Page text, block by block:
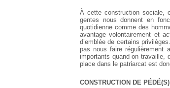
À cette construction sociale,
gentes nous donnent en
quotidienne comme des
avantage volontairement et
d’emblée de certains
pas nous faire régulièrement
importants quand on travaille,
place dans le patriarcat est
CONSTRUCTION DE PÉDÉ(S)